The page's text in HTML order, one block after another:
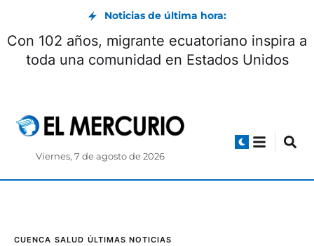
Noticias de última hora:
Con 102 años, migrante ecuatoriano inspira a
toda una comunidad en Estados Unidos
Viernes, 7 de agosto de 2026
CUENCA SALUD ÚLTIMAS NOTICIAS